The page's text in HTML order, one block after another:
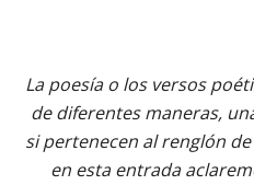
La poesía o los versos
de diferentes maneras,
si pertenecen al renglón
en esta entrada